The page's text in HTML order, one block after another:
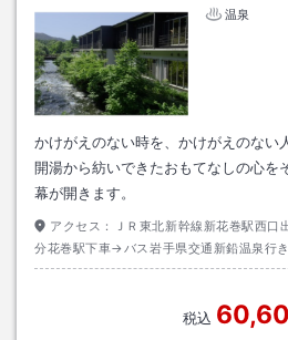
温泉
かけがえのない時を、かけがえのない
開湯から紡いできたおもてなしの心を
幕が開きます。
アクセス：
ＪＲ東北新幹線新花巻駅西
分花巻駅下車→バス岩手県交通新鉛温泉行
３分
税込